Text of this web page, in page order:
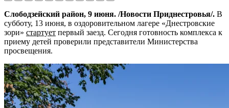
Слободзейский район, 9 июня. /Новости Приднестровья/. В
субботу, 13 июня, в оздоровительном лагере «Днестровские
зори» стартует первый заезд. Сегодня готовность комплекса к
приему детей проверили представители Министерства
просвещения.